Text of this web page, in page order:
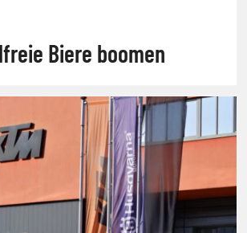
Biere boomen